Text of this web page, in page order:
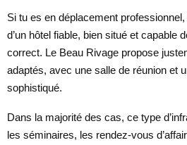
Si tu es en déplacement
d’un hôtel fiable, bien situé et capable
correct. Le Beau Rivage propose
adaptés, avec une salle de réunion et
sophistiqué.
Dans la majorité des cas, ce type
les séminaires, les rendez-vous